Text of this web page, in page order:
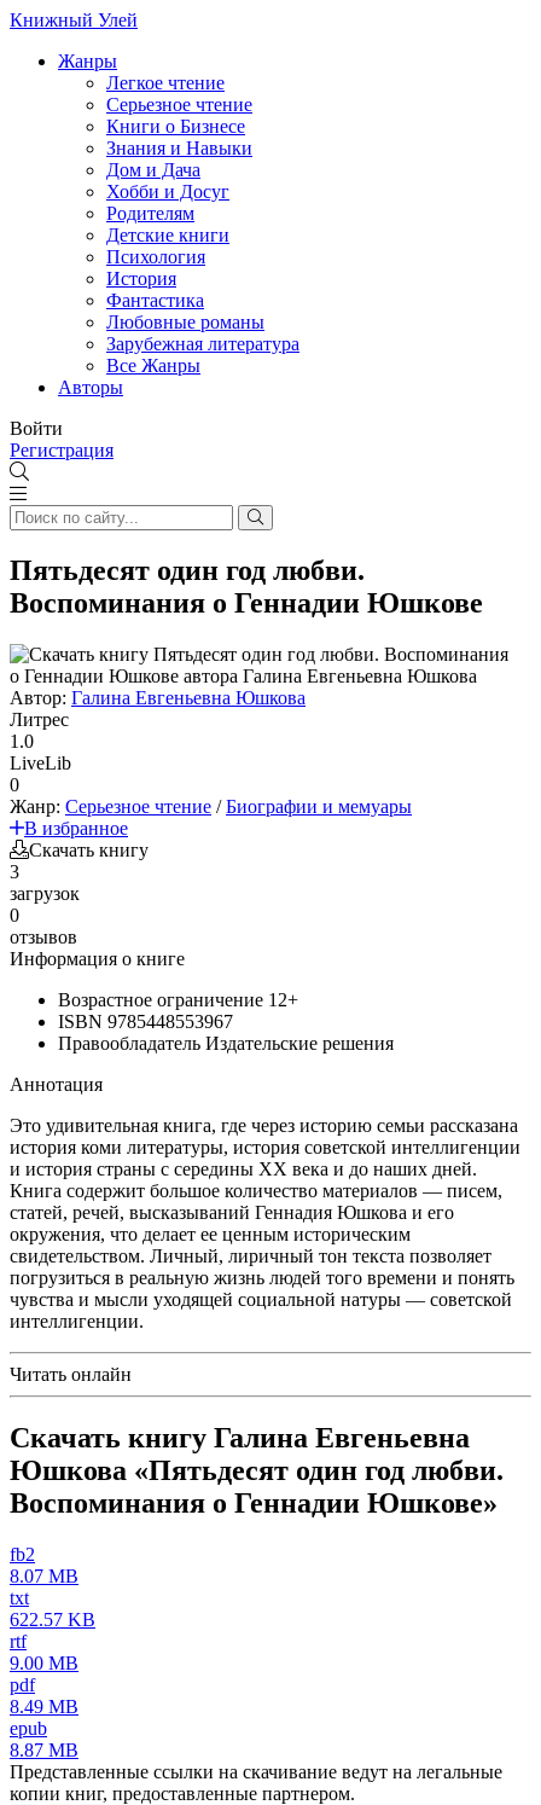
Книжный Улей
Жанры
Легкое чтение
Серьезное чтение
Книги о Бизнесе
Знания и Навыки
Дом и Дача
Хобби и Досуг
Родителям
Детские книги
Психология
История
Фантастика
Любовные романы
Зарубежная литература
Все Жанры
Авторы
Войти
Регистрация
Пятьдесят один год любви.
Воспоминания о Геннадии Юшкове
Автор: Галина Евгеньевна Юшкова
Литрес
1.0
LiveLib
0
Жанр: Серьезное чтение /Биографии и мемуары
В избранное
Скачать книгу
3
загрузок
0
отзывов
Информация о книге
Возрастное ограничение 12+
ISBN 9785448553967
Правообладатель Издательские решения
Аннотация
Это удивительная книга, где через историю семьи рассказана
история коми литературы, история советской интеллигенции
и история страны с середины XX века и до наших дней.
Книга содержит большое количество материалов — писем,
статей, речей, высказываний Геннадия Юшкова и его
окружения, что делает ее ценным историческим
свидетельством. Личный, лиричный тон текста позволяет
погрузиться в реальную жизнь людей того времени и понять
чувства и мысли уходящей социальной натуры — советской
интеллигенции.
Читать онлайн
Скачать книгу Галина Евгеньевна
Юшкова «Пятьдесят один год любви.
Воспоминания о Геннадии Юшкове»
fb2
8.07 MB
txt
622.57 KB
rtf
9.00 MB
pdf
8.49 MB
epub
8.87 MB
Представленные ссылки на скачивание ведут на легальные
копии книг, предоставленные партнером.